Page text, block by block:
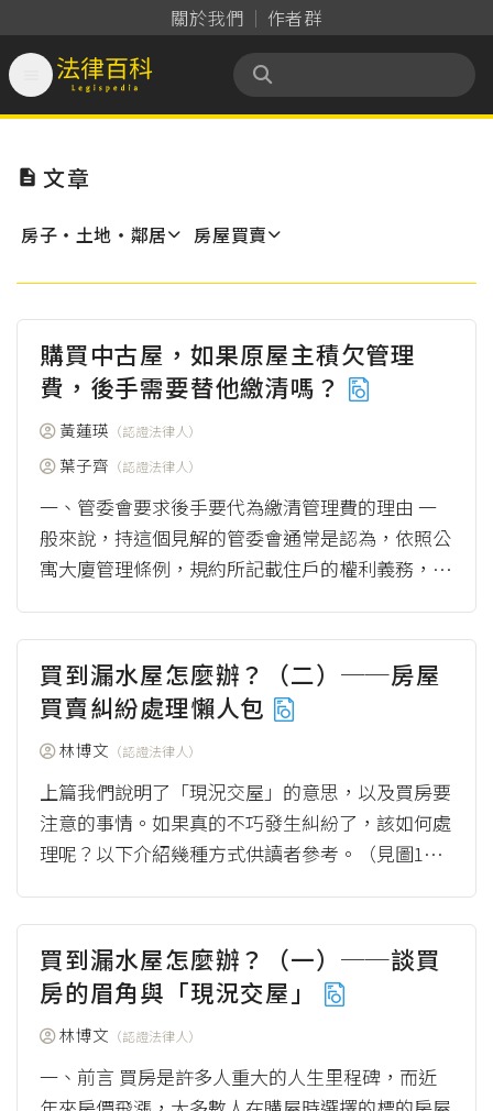
關於我們 作者群
法律百科 Legispedia
 文章
房子‧土地‧鄰居 房屋買賣
購買中古屋，如果原屋主積欠管理
費，後手需要替他繳清嗎？
黃蓮瑛 （認證法律人）
葉子齊 （認證法律人）
一、管委會要求後手要代為繳清管理費的理由 一
般來說，持這個見解的管委會通常是認為，依照公
寓大廈管理條例，規約所記載住戶的權利義務，不
買到漏水屋怎麼辦？（二）──房屋
買賣糾紛處理懶人包
林博文 （認證法律人）
上篇我們說明了「現況交屋」的意思，以及買房要
注意的事情。如果真的不巧發生糾紛了，該如何處
理呢？以下介紹幾種方式供讀者參考。（見圖1）
買到漏水屋怎麼辦？（一）──談買
房的眉角與「現況交屋」
林博文 （認證法律人）
一、前言 買房是許多人重大的人生里程碑，而近